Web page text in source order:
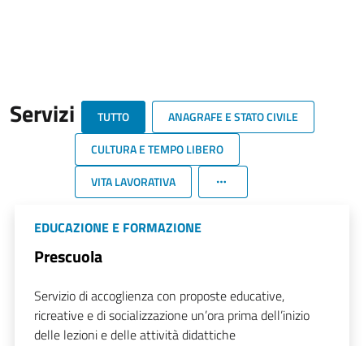
Servizi TUTTO
ANAGRAFE E STATO CIVILE
CULTURA E TEMPO LIBERO
VITA LAVORATIVA
EDUCAZIONE E FORMAZIONE
Prescuola
Servizio di accoglienza con proposte educative,
ricreative e di socializzazione un’ora prima dell’inizio
delle lezioni e delle attività didattiche